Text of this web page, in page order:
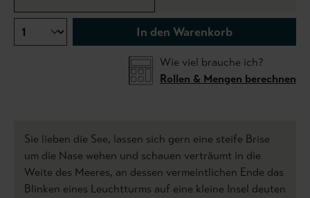
In den Warenkorb
Wie viel brauche ich?
Rollen & Mengen berechnen
Sie lieben die See, lassen sich gern eine steife Brise
um die Nase wehen und schauen verträumt in die
Weite des Meeres, an dessen vermeintlichen Ende das
Blinken eines Leuchtturms auf eine kleine Insel deuten